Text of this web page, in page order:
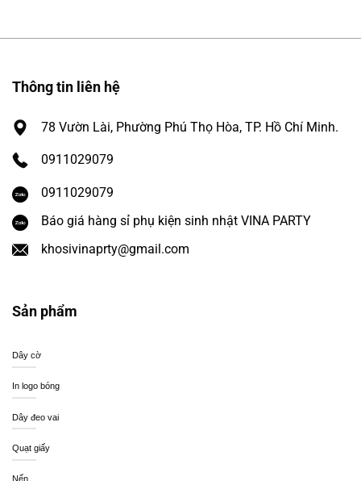
Thông tin liên hệ
78 Vườn Lài, Phường Phú Thọ Hòa, TP. Hồ Chí Minh.
0911029079
0911029079
Báo giá hàng sỉ phụ kiện sinh nhật VINA PARTY
khosivinaprty@gmail.com
Sản phẩm
Dây cờ
In logo bóng
Dây đeo vai
Quạt giấy
Nến